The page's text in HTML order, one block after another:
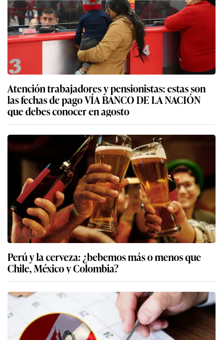
Atención trabajadores y pensionistas: estas son
las fechas de pago VÍA BANCO DE LA NACIÓN
que debes conocer en agosto
Perú y la cerveza: ¿bebemos más o menos que
Chile, México y Colombia?